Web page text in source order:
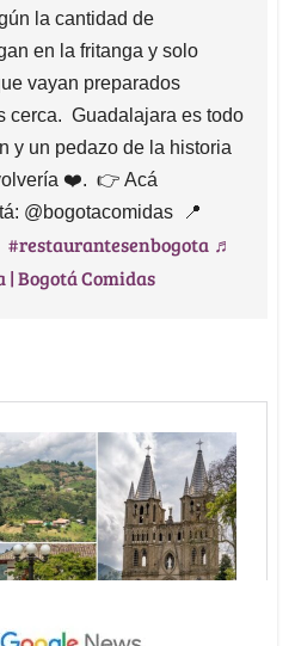
la cantidad de
en la fritanga y solo
vayan preparados
cerca.⁣ ⁣ Guadalajara es todo
y un pedazo de la historia
❤️.⁣ ⁣ 👉 Acá
@bogotacomidas⁣ ⁣ 📍
#restaurantesenbogota ♬
Bogotá Comidas